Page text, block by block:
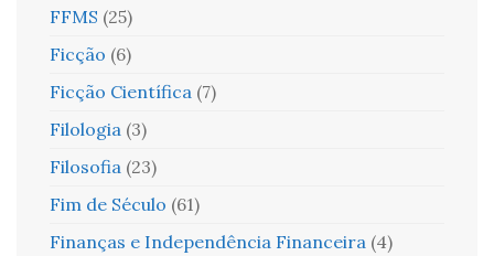
FFMS (25)
Ficção (6)
Ficção Científica (7)
Filologia (3)
Filosofia (23)
Fim de Século (61)
Finanças e Independência Financeira (4)